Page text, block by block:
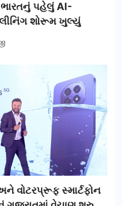
પહેલું AI-
શોરૂમ ખુલ્યું
વોટરપ્રૂફ સ્માર્ટફોન